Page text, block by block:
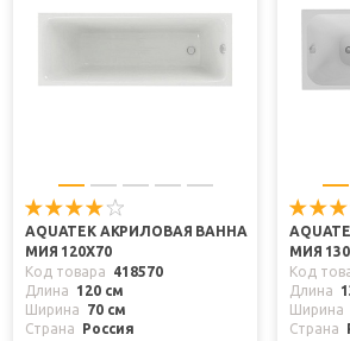
AQUATEK АКРИЛОВАЯ ВАННА
МИЯ 120X70
Код товара
418570
Длина
120 см
Ширина
70 см
Страна
Россия
МИЯ
Код
Длина
Ширина
Страна